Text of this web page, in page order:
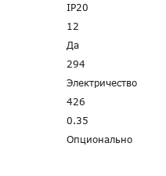
IP20
12
Да
294
Электричество
426
0.35
Опционально